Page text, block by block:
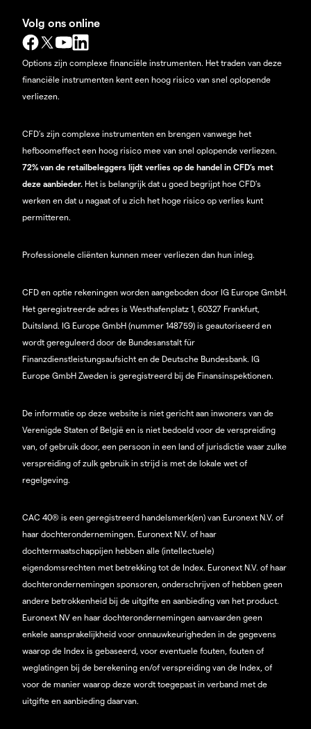
Volg ons online
Options zijn complexe financiële instrumenten. Het traden van deze
financiële instrumenten kent een hoog risico van snel oplopende
verliezen.
CFD’s zijn complexe instrumenten en brengen vanwege het
hefboomeffect een hoog risico mee van snel oplopende verliezen.
72% van de retailbeleggers lijdt verlies op de handel in CFD’s met
deze aanbieder. Het is belangrijk dat u goed begrijpt hoe CFD's
werken en dat u nagaat of u zich het hoge risico op verlies kunt
permitteren.
Professionele cliënten kunnen meer verliezen dan hun inleg.
CFD en optie rekeningen worden aangeboden door IG Europe GmbH.
Het geregistreerde adres is Westhafenplatz 1, 60327 Frankfurt,
Duitsland. IG Europe GmbH (nummer 148759) is geautoriseerd en
wordt gereguleerd door de Bundesanstalt für
Finanzdienstleistungsaufsicht en de Deutsche Bundesbank. IG
Europe GmbH Zweden is geregistreerd bij de Finansinspektionen.
De informatie op deze website is niet gericht aan inwoners van de
Verenigde Staten of België en is niet bedoeld voor de verspreiding
van, of gebruik door, een persoon in een land of jurisdictie waar zulke
verspreiding of zulk gebruik in strijd is met de lokale wet of
regelgeving.
CAC 40® is een geregistreerd handelsmerk(en) van Euronext N.V. of
haar dochterondernemingen. Euronext N.V. of haar
dochtermaatschappijen hebben alle (intellectuele)
eigendomsrechten met betrekking tot de Index. Euronext N.V. of haar
dochterondernemingen sponsoren, onderschrijven of hebben geen
andere betrokkenheid bij de uitgifte en aanbieding van het product.
Euronext NV en haar dochterondernemingen aanvaarden geen
enkele aansprakelijkheid voor onnauwkeurigheden in de gegevens
waarop de Index is gebaseerd, voor eventuele fouten, fouten of
weglatingen bij de berekening en/of verspreiding van de Index, of
voor de manier waarop deze wordt toegepast in verband met de
uitgifte en aanbieding daarvan.